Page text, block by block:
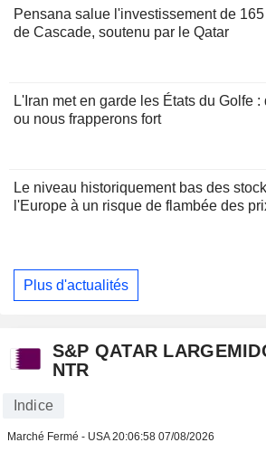
Pensana salue l'investissement de
de Cascade, soutenu par le Qatar
L'Iran met en garde les États du Golfe
ou nous frapperons fort
Le niveau historiquement bas des
l'Europe à un risque de flambée des
Plus d'actualités
S&P QATAR
NTR
Indice
Marché Fermé - USA20:06:58 07/08/2026